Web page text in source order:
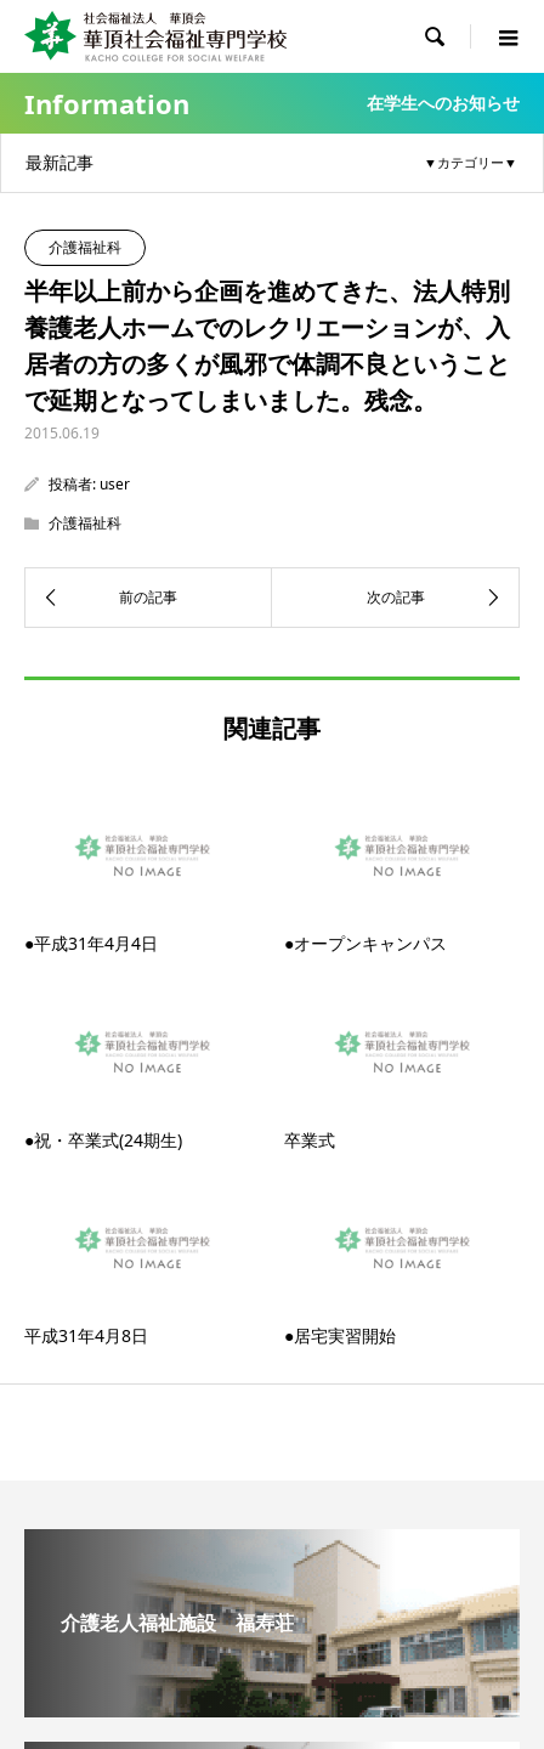

Information 在学生へのお知らせ
最新記事
介護福祉科
半年以上前から企画を進めてきた、法人特別
養護老人ホームでのレクリエーションが、入
居者の方の多くが風邪で体調不良ということ
で延期となってしまいました。残念。
2015.06.19
投稿者: user
介護福祉科
関連記事
●平成31年4月4日 ●オープンキャンパス
●祝・卒業式(24期生) 卒業式
平成31年4月8日 ●居宅実習開始
介護老人福祉施設 福寿荘